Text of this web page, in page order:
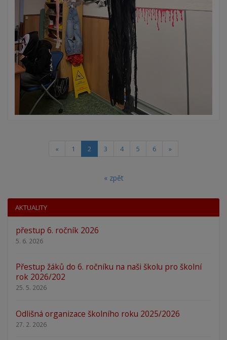
« 1 2 (current)
3 4 5 6 »
« zpět
AKTUALITY
přestup 6. ročník 2026
5. 6. 2026
Přestup žáků do 6. ročníku na naši školu pro školní
rok 2026/202
25. 5. 2026
Odlišná organizace školního roku 2025/2026
27. 2. 2026